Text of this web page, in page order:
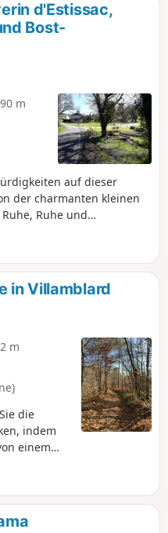
d'Estissac,
Bost-
m
auf dieser
der charmanten kleinen
Ruhe und
auf dem ersten,
Abschnitt zwischen den
Möglichkeit, die
in Villamblard
m
die
indem
einem
Die
ohne